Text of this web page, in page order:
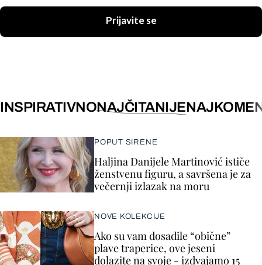
Prijavite se
INSPIRATIVNONAJČITANIJE
POPUT SIRENE
Haljina Danijele Martinović ističe
ženstvenu figuru, a savršena je za
večernji izlazak na moru
NOVE KOLEKCIJE
Ako su vam dosadile “obične”
plave traperice, ove jeseni
dolazite na svoje - izdvajamo 15